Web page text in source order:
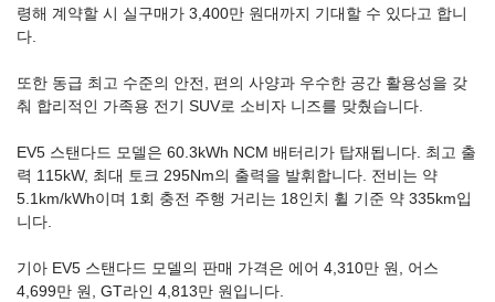
령해 계약할 시 실구매가 3,400만 원대까지 기대할 수 있다고 합니
다.
또한 동급 최고 수준의 안전, 편의 사양과 우수한 공간 활용성을 갖
춰 합리적인 가족용 전기 SUV로 소비자 니즈를 맞췄습니다.
EV5 스탠다드 모델은 60.3kWh NCM 배터리가 탑재됩니다. 최고 출
력 115kW, 최대 토크 295Nm의 출력을 발휘합니다. 전비는 약
5.1km/kWh이며 1회 충전 주행 거리는 18인치 휠 기준 약 335km입
니다.
기아 EV5 스탠다드 모델의 판매 가격은 에어 4,310만 원, 어스
4,699만 원, GT라인 4,813만 원입니다.